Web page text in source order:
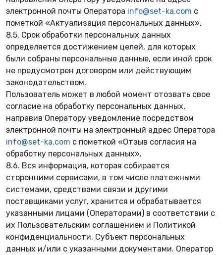
электронной почты Оператора info@set-ka.com с
пометкой «Актуализация персональных данных».
8.5. Срок обработки персональных данных
определяется достижением целей, для которых
были собраны персональные данные, если иной срок
не предусмотрен договором или действующим
законодательством.
Пользователь может в любой момент отозвать свое
согласие на обработку персональных данных,
направив Оператору уведомление посредством
электронной почты на электронный адрес Оператора
info@set-ka.com с пометкой «Отзыв согласия на
обработку персональных данных».
8.6. Вся информация, которая собирается
сторонними сервисами, в том числе платежными
системами, средствами связи и другими
поставщиками услуг, хранится и обрабатывается
указанными лицами (Операторами) в соответствии с
их Пользовательским соглашением и Политикой
конфиденциальности. Субъект персональных
данных и/или с указанными документами. Оператор